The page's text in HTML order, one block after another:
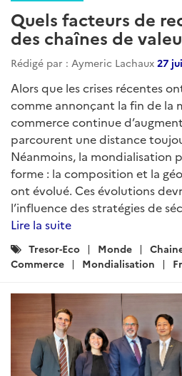
Quels facteurs de
des chaînes de
Rédigé par : Aymeric Lachaux 27
Alors que les crises récentes
comme annonçant la fin de la
commerce continue
parcourent une distance
Néanmoins, la mondialisation
forme : la composition et la
ont évolué. Ces évolutions
l’influence des stratégies de
Lire la suite
Catégories
:
Tresor-Eco Monde
Commerce
Mondialisation